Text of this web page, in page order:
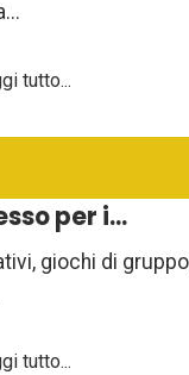
tutto...
per i...
giochi di
tutto...